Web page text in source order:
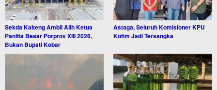
Sekda Kalteng Ambil Alih Ketua
Panitia Besar Porprov XIII 2026,
Bukan Bupati Kobar
Astaga, Seluruh Komisioner KPU
Kotim Jadi Tersangka